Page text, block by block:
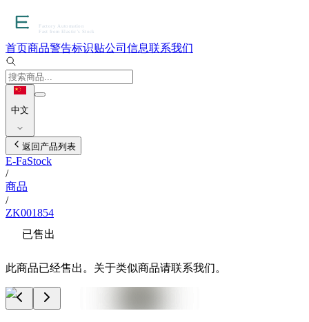
首页商品警告标识贴公司信息联系我们
中文
返回产品列表
E-FaStock
/
商品
/
ZK001854
已售出
此商品已经售出。关于类似商品请联系我们。